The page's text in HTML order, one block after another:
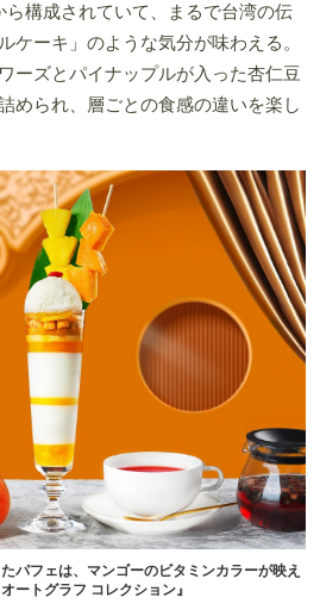
ら構成されていて、まるで台湾の伝
ケーキ」のような気分が味わえる。
ーズとパイナップルが入った杏仁豆
められ、層ごとの食感の違いを楽し
パフェは、マンゴーのビタミンカラーが映え
ートグラフ コレクション』